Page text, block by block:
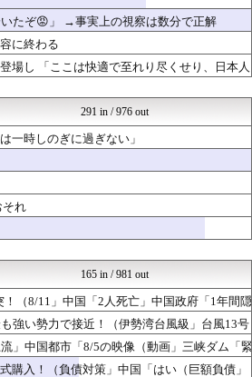
軍事・ミリタリー速報☆彡
日本第一！ニュース録
もえるあじあ(･∀･)
政経ワロスまとめニュース♪
あじあニュースちゃんねる
│米国株ETFまとめ速報
ネトウヨにゅーす
日本第一！ニュース録
知りタイムズ
とりのまるやき（保守）
脱亜論
政経ワロスまとめニュース♪
もえるあじあ(･∀･)
NEWSOKU BLOG（...
反日愚国 恨寓瘻
かたすみ速報
NEWSOKU BLOG（...
あじあニュースちゃんねる
たぞ😡」 →事実上の視察は数分で正解
に終わる
し 「ここは快適で至れり尽くせり、日本人
291 in / 976 out
一時しのぎに過ぎない」
れ
165 in / 981 out
（8/11」中国「2人死亡」中国政府「1年間隠
強い勢力で接近！（伊勢湾台風級」台風13号
」中国都市「8/5の映像（動画」三峡ダム「緊
購入！（負債対策」中国「はい（巨額負債」